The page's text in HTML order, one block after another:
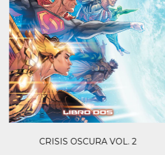
CRISIS OSCURA VOL. 2